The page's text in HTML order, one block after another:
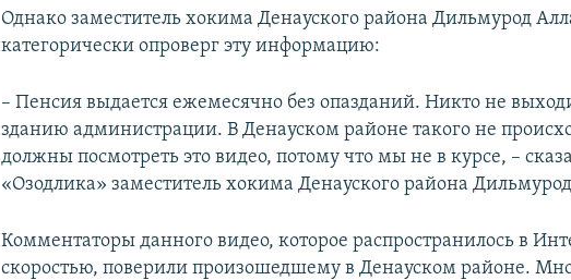
Однако заместитель хокима Денауского района Дильмурод
категорически опроверг эту информацию:
– Пенсия выдается ежемесячно без опазданий. Никто не
зданию администрации. В Денауском районе такого не
должны посмотреть это видео, потому что мы не в курсе, –
«Озодлика» заместитель хокима Денауского района
Комментаторы данного видео, которое распространилось в
скоростью, поверили произошедшему в Денауском районе.